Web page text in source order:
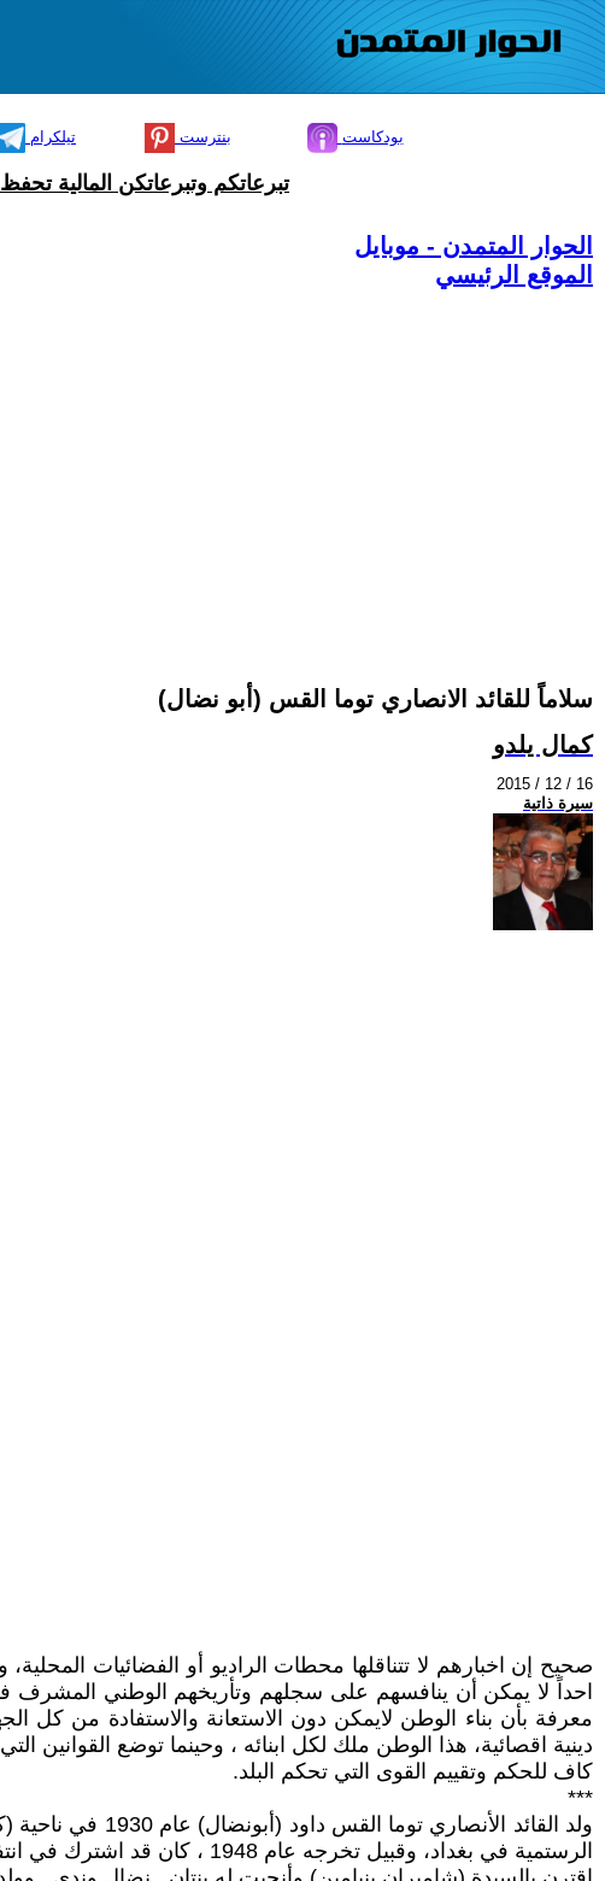
تيلكرام بنترست بودكاست
تبرعاتكم وتبرعاتكن المالية
الحوار المتمدن - موبايل
الموقع الرئيسي
سلاماً للقائد الانصاري توما القس (أبو نضال)
كمال يلدو
2015 / 12 / 16
سيرة ذاتية
صحيح إن اخبارهم لا تتناقلها محطات الراديو أو الفضائيات
احداً لا يمكن أن ينافسهم على سجلهم وتأريخهم الوطني المشرف
معرفة بأن بناء الوطن لايمكن دون الاستعانة والاستفادة من كل
دينية اقصائية، هذا الوطن ملك لكل ابنائه ، وحينما توضع
كاف للحكم وتقييم القوى التي تحكم البلد.
***
ولد القائد
الرستمية في بغداد، وقبيل